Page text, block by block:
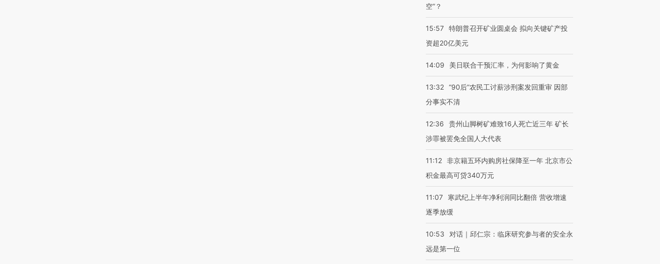
空”？
15:57 特朗普召开矿业圆桌会 拟向关键矿产投
资超20亿美元
14:09 美日联合干预汇率，为何影响了黄金
13:32 “90后”农民工讨薪涉刑案发回重审 因部
分事实不清
12:36
贵州山脚树矿难致16人死亡近三年 矿长
涉罪被罢免全国人大代表
11:12 非京籍五环内购房社保降至一年 北京市公
积金最高可贷340万元
11:07
寒武纪上半年净利润同比翻倍 营收增速
逐季放缓
10:53
对话｜邱仁宗：临床研究参与者的安全永
远是第一位